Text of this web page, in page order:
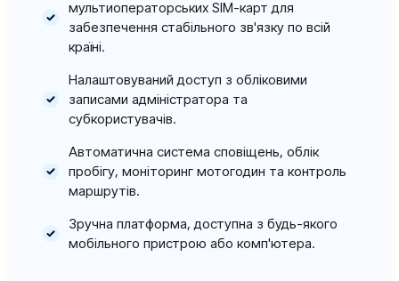
мультиоператорських SIM-карт для
забезпечення стабільного зв'язку по всій
країні.
Налаштовуваний доступ з обліковими
записами адміністратора та
субкористувачів.
Автоматична система сповіщень, облік
пробігу, моніторинг мотогодин та контроль
маршрутів.
Зручна платформа, доступна з будь-якого
мобільного пристрою або комп'ютера.